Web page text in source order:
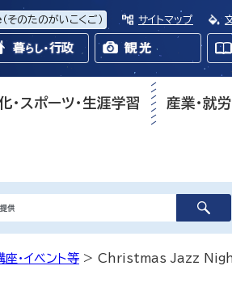
（そのたのがいこくご） サイトマップ
・スポーツ・生涯学習 産業・就
座・イベント等 > Christmas Jazz